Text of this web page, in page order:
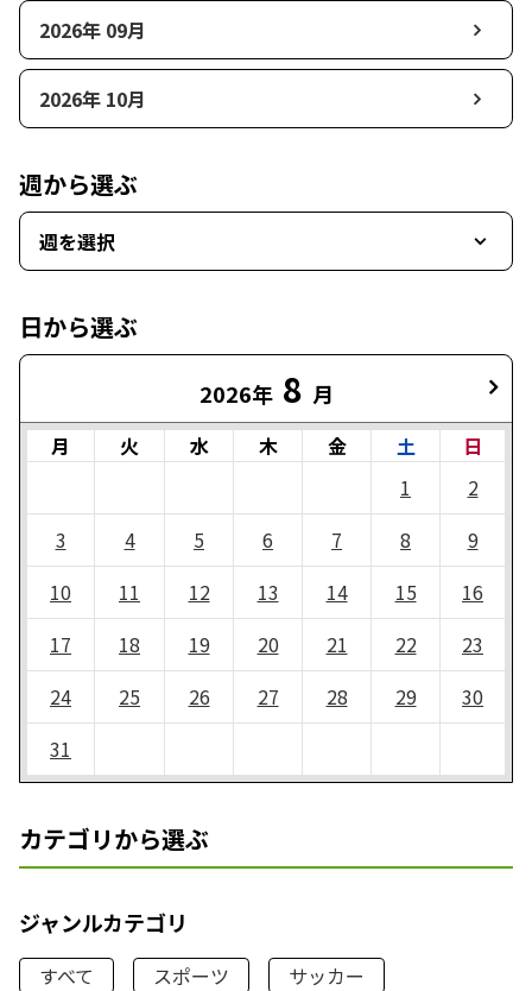
2026年 09月
2026年 10月
週から選ぶ
週を選択
日から選ぶ
2026年 8 月
月 火 水 木 金 土
日
1
2
3
4 5 6 7 8
9
10
11 12 13 14 15
16
17
18 19 20 21 22
23
24
25 26 27 28 29
30
31
カテゴリから選ぶ
ジャンルカテゴリ
すべて スポーツ
サッカー